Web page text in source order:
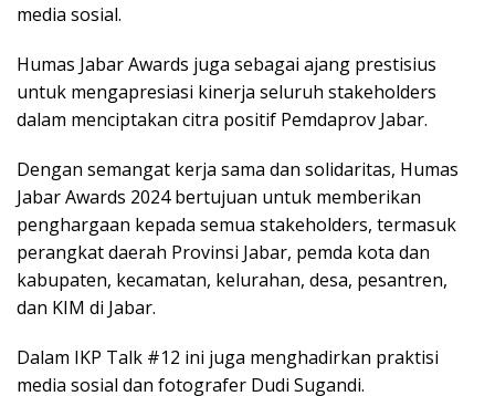
media sosial.
Humas Jabar Awards juga sebagai ajang prestisius
untuk mengapresiasi kinerja seluruh stakeholders
dalam menciptakan citra positif Pemdaprov Jabar.
Dengan semangat kerja sama dan solidaritas, Humas
Jabar Awards 2024 bertujuan untuk memberikan
penghargaan kepada semua stakeholders, termasuk
perangkat daerah Provinsi Jabar, pemda kota dan
kabupaten, kecamatan, kelurahan, desa, pesantren,
dan KIM di Jabar.
Dalam IKP Talk #12 ini juga menghadirkan praktisi
media sosial dan fotografer Dudi Sugandi.